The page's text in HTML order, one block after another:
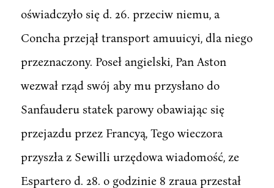
oświadczyło się d. 26. przeciw niemu, a
Concha przejął transport amuuicyi, dla niego
przeznaczony. Poseł angielski, Pan Aston
wezwał rząd swój aby mu przysłano do
Sanfauderu statek parowy obawiając się
przejazdu przez Francyą, Tego wieczora
przyszła z Sewilli urzędowa wiadomość, ze
Espartero d. 28. o godzinie 8 zraua przestał